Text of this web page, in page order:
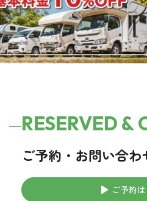
RESERVED &
ご予約・お問い合わ
ご予約